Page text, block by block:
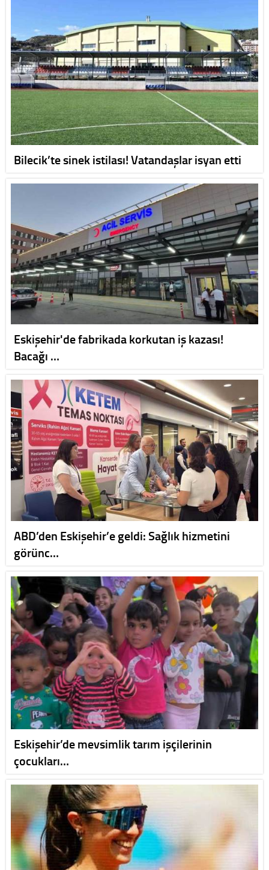
Bilecik’te sinek istilası! Vatandaşlar isyan etti
Eskişehir'de fabrikada korkutan iş kazası!
Bacağı …
ABD’den Eskişehir’e geldi: Sağlık hizmetini
görünc…
Eskişehir’de mevsimlik tarım işçilerinin
çocukları…